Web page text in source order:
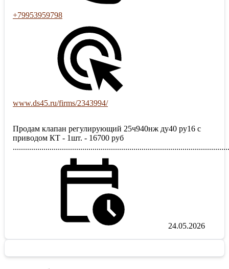
+79953959798
www.ds45.ru/firms/2343994/
Продам клапан регулирующий 25ч940нж ду40 ру16 с
приводом КT - 1шт. - 16700 руб
24.05.2026